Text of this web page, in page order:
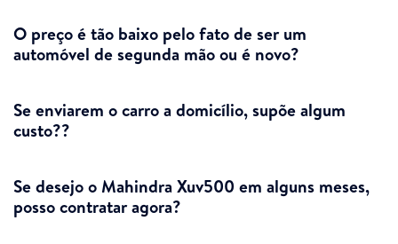
O preço é tão baixo pelo fato de ser um
automóvel de segunda mão ou é novo?
Se enviarem o carro a domicílio, supõe algum
custo??
Se desejo o Mahindra Xuv500 em alguns meses,
posso contratar agora?